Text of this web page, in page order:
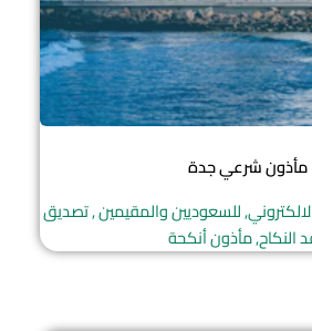
مأذون شرعي جدة
للسعوديين والمقيمين , تصديق
النكاح, مأذون أنكحة